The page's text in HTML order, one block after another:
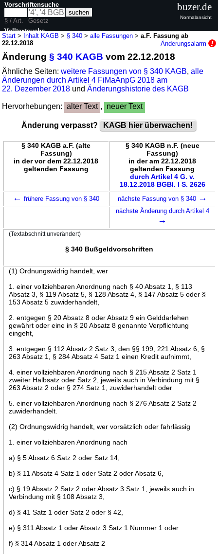
Start > Inhalt KAGB > § 340 >alle Fassungen >a.F. Fassung ab
22.12.2018
Änderungsalarm
Änderung§ 340 KAGB vom 22.12.2018
Ähnliche Seiten:weitere Fassungen von § 340 KAGB,alle
Änderungen durch Artikel 4 FiMaAnpG 2018 am
22. Dezember 2018 undÄnderungshistorie des KAGB
Hervorhebungen: alter Text , neuer Text
Änderung verpasst? KAGB hier überwachen!
§ 340 KAGB a.F. (alte
Fassung)
in der vor dem 22.12.2018
geltenden Fassung
§ 340 KAGB n.F. (neue
Fassung)
in der am 22.12.2018
geltenden Fassung
durch Artikel 4 G. v.
18.12.2018 BGBl. I S. 2626
← frühere Fassung von § 340 nächste Fassung von § 340 →
nächste Änderung durch Artikel 4
→
(Textabschnitt unverändert)
§ 340 Bußgeldvorschriften
(1) Ordnungswidrig handelt, wer
1. einer vollziehbaren Anordnung nach § 40 Absatz 1, § 113
Absatz 3, § 119 Absatz 5, § 128 Absatz 4, § 147 Absatz 5 oder §
153 Absatz 5 zuwiderhandelt,
2. entgegen § 20 Absatz 8 oder Absatz 9 ein Gelddarlehen
gewährt oder eine in § 20 Absatz 8 genannte Verpflichtung
eingeht,
3. entgegen § 112 Absatz 2 Satz 3, den §§ 199, 221 Absatz 6, §
263 Absatz 1, § 284 Absatz 4 Satz 1 einen Kredit aufnimmt,
4. einer vollziehbaren Anordnung nach § 215 Absatz 2 Satz 1
zweiter Halbsatz oder Satz 2, jeweils auch in Verbindung mit §
263 Absatz 2 oder § 274 Satz 1, zuwiderhandelt oder
5. einer vollziehbaren Anordnung nach § 276 Absatz 2 Satz 2
zuwiderhandelt.
(2) Ordnungswidrig handelt, wer vorsätzlich oder fahrlässig
1. einer vollziehbaren Anordnung nach
a) § 5 Absatz 6 Satz 2 oder Satz 14,
b) § 11 Absatz 4 Satz 1 oder Satz 2 oder Absatz 6,
c) § 19 Absatz 2 Satz 2 oder Absatz 3 Satz 1, jeweils auch in
Verbindung mit § 108 Absatz 3,
d) § 41 Satz 1 oder Satz 2 oder § 42,
e) § 311 Absatz 1 oder Absatz 3 Satz 1 Nummer 1 oder
f) § 314 Absatz 1 oder Absatz 2
Vorschriftensuche
§ / Art.
Gesetz
Volltextsuche
buzer.de
Normalansicht